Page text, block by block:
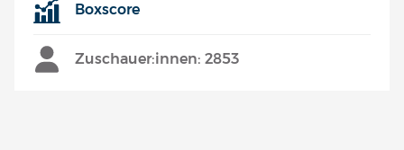
Boxscore
Zuschauer:innen: 2853